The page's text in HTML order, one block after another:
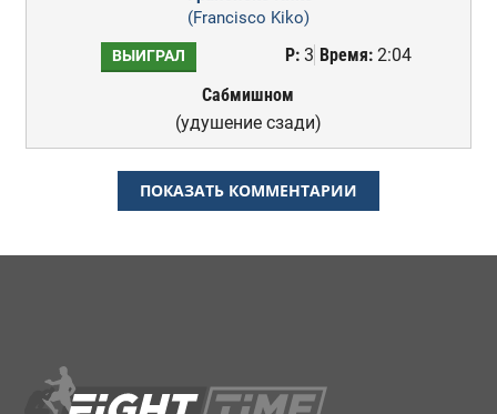
(Francisco Kiko)
ВЫИГРАЛ Р:3 Время:2:04
Сабмишном
(удушение сзади)
ПОКАЗАТЬ КОММЕНТАРИИ